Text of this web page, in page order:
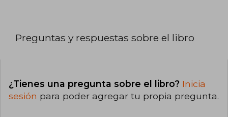
Preguntas y respuestas sobre el libro
¿Tienes una pregunta sobre el libro? Inicia
sesión para poder agregar tu propia pregunta.